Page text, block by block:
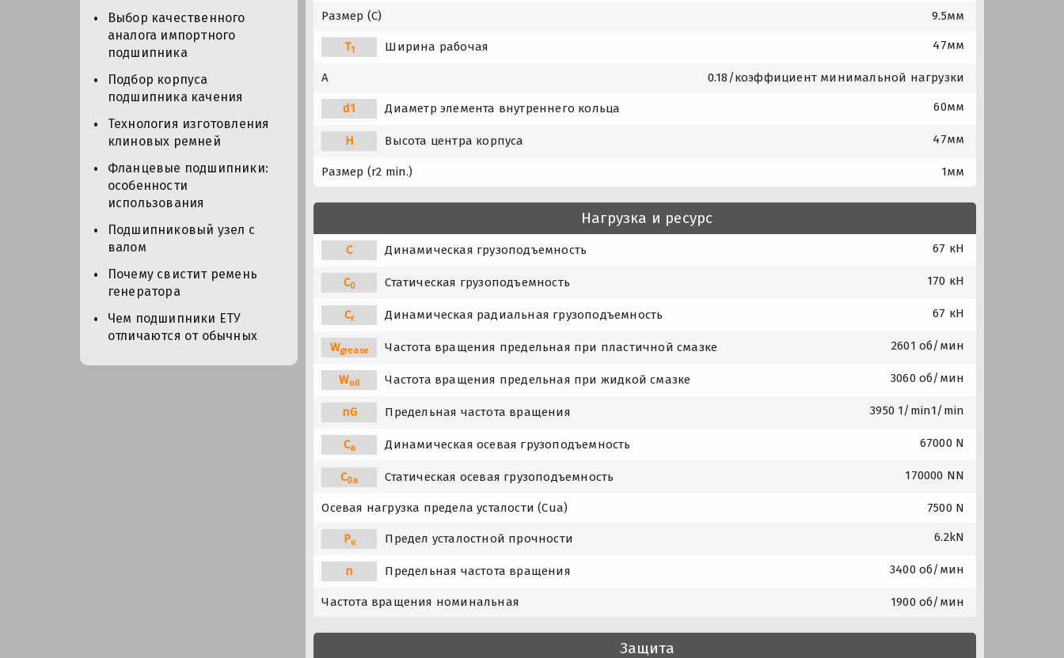
Выбор качественного
аналога импортного
подшипника
Подбор корпуса
подшипника качения
Технология изготовления
клиновых ремней
Фланцевые подшипники:
особенности
использования
Подшипниковый узел с
валом
Почему свистит ремень
генератора
Чем подшипники ЕТУ
отличаются от обычных
Размер (C) 9.5мм
T1 Ширина рабочая 47мм
A 0.18/коэффициент минимальной нагрузки
d1 Диаметр элемента внутреннего кольца 60мм
H Высота центра корпуса 47мм
Размер (r2 min.) 1мм
Нагрузка и ресурс
C Динамическая грузоподъемность 67 кН
C0 Статическая грузоподъемность 170 кН
Cr Динамическая радиальная грузоподъемность 67 кН
Wgrease Частота вращения предельная при пластичной смазке 2601 об/мин
Woil Частота вращения предельная при жидкой смазке 3060 об/мин
nG Предельная частота вращения 3950 1/min1/min
Ca Динамическая осевая грузоподъемность 67000 N
C0a Статическая осевая грузоподъемность 170000 NN
Осевая нагрузка предела усталости (Cua) 7500 N
Pu Предел усталостной прочности 6.2kN
n Предельная частота вращения 3400 об/мин
Частота вращения номинальная 1900 об/мин
Защита